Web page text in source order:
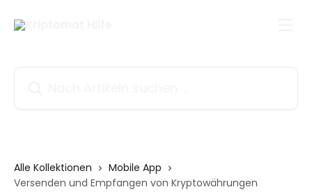
Alle Kollektionen
Mobile App
Versenden und Empfangen von Kryptowährungen